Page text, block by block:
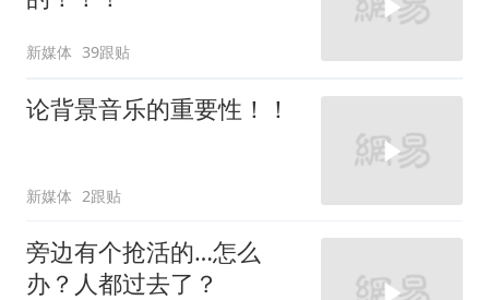
新媒体 39跟贴
论背景音乐的重要性！！
新媒体 2跟贴
旁边有个抢活的…怎么
办？人都过去了？